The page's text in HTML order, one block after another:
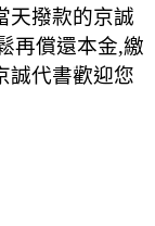
天撥款的京誠
再償還本金,繳
誠代書歡迎您